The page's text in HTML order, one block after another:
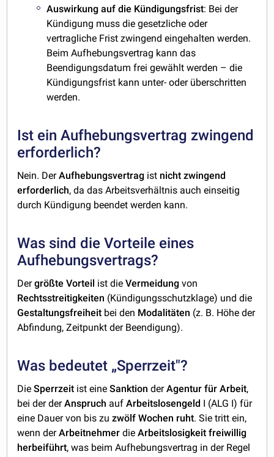
Auswirkung auf die Kündigungsfrist: Bei der
Kündigung muss die gesetzliche oder
vertragliche Frist zwingend eingehalten werden.
Beim Aufhebungsvertrag kann das
Beendigungsdatum frei gewählt werden – die
Kündigungsfrist kann unter- oder überschritten
werden.
Ist ein Aufhebungsvertrag zwingend
erforderlich?
Nein. DerAufhebungsvertrag ist nicht zwingend
erforderlich, da das Arbeitsverhältnis auch einseitig
durch Kündigung beendet werden kann.
Was sind die Vorteile eines
Aufhebungsvertrags?
Dergrößte Vorteil ist dieVermeidung von
Rechtsstreitigkeiten (Kündigungsschutzklage) und die
Gestaltungsfreiheit bei den Modalitäten (z. B. Höhe der
Abfindung, Zeitpunkt der Beendigung).
Was bedeutet „Sperrzeit"?
DieSperrzeit ist eineSanktion derAgentur für Arbeit,
bei der derAnspruch aufArbeitslosengeld I (ALG I) für
eine Dauer von bis zu zwölf Wochen ruht. Sie tritt ein,
wenn derArbeitnehmer dieArbeitslosigkeit freiwillig
herbeiführt, was beim Aufhebungsvertrag in der Regel